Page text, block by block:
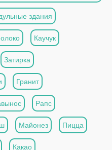
здания
Каучук
Затирка
Гранит
Рапс
Майонез Пицца
Какао